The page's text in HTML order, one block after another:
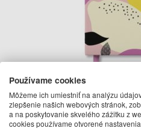
Lemons
9.95 €
Na sklade
Používame cookies
Môžeme ich umiestniť na analýzu
zlepšenie našich webových stránok,
a na poskytovanie skvelého zážitku z
cookies používame otvorené